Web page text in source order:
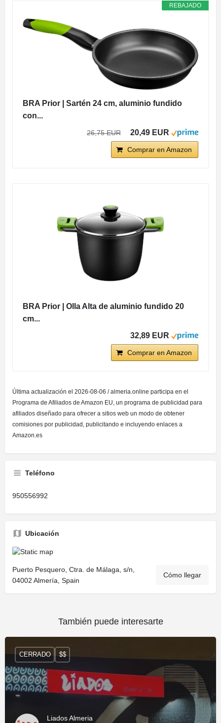
REBAJADO
BRA Prior | Sartén 24 cm, aluminio fundido
con...
26,75 EUR 20,49 EUR
Comprar en Amazon
BRA Prior | Olla Alta de aluminio fundido 20
cm...
32,89 EUR
Comprar en Amazon
Última actualización el 2026-08-06 / almeria.online participa en el
Programa de Afiliados de Amazon EU, un programa de publicidad para
afiliados diseñado para ofrecer a sitios web un modo de obtener
comisiones por publicidad, publicitando e incluyendo enlaces a
Amazon.es
Teléfono
950556992
Ubicación
Puerto Pesquero, Ctra. de Málaga, s/n,
04002 Almería, Spain
Cómo llegar
También puede interesarte
Liados Almeria
CERRADO $$